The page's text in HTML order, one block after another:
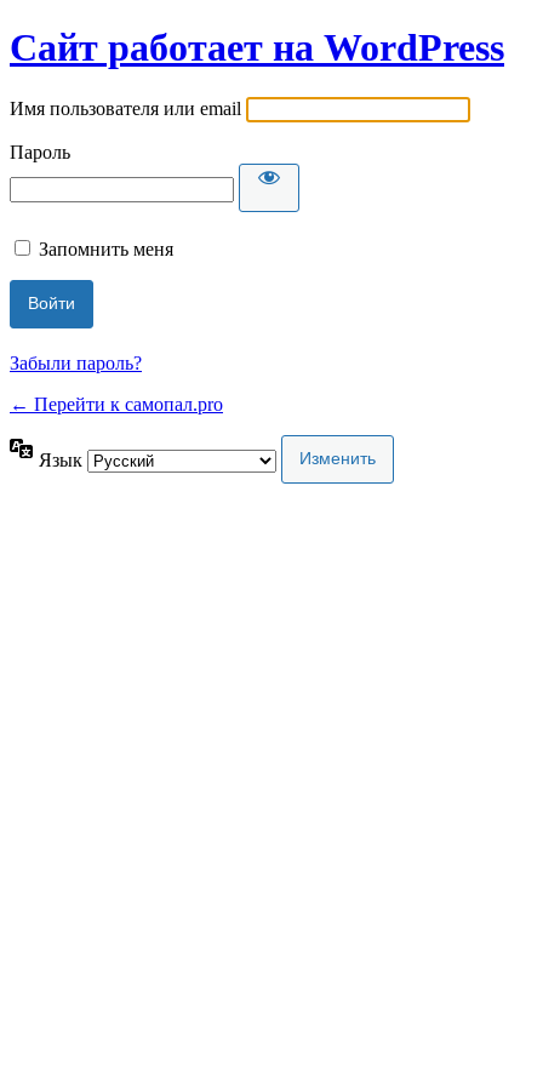
Сайт работает на WordPress
Имя пользователя или email
Пароль
Запомнить меня
Забыли пароль?
← Перейти к самопал.pro
Язык